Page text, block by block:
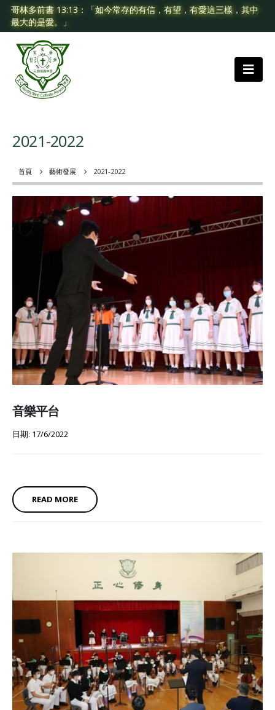
哥林多前書 13:13：「如今常存的有信，有望，有愛這三樣，其中
最大的是愛。」
首頁 藝術發展 2021-2022
2021-2022
音樂平台
日期: 17/6/2022
READ MORE